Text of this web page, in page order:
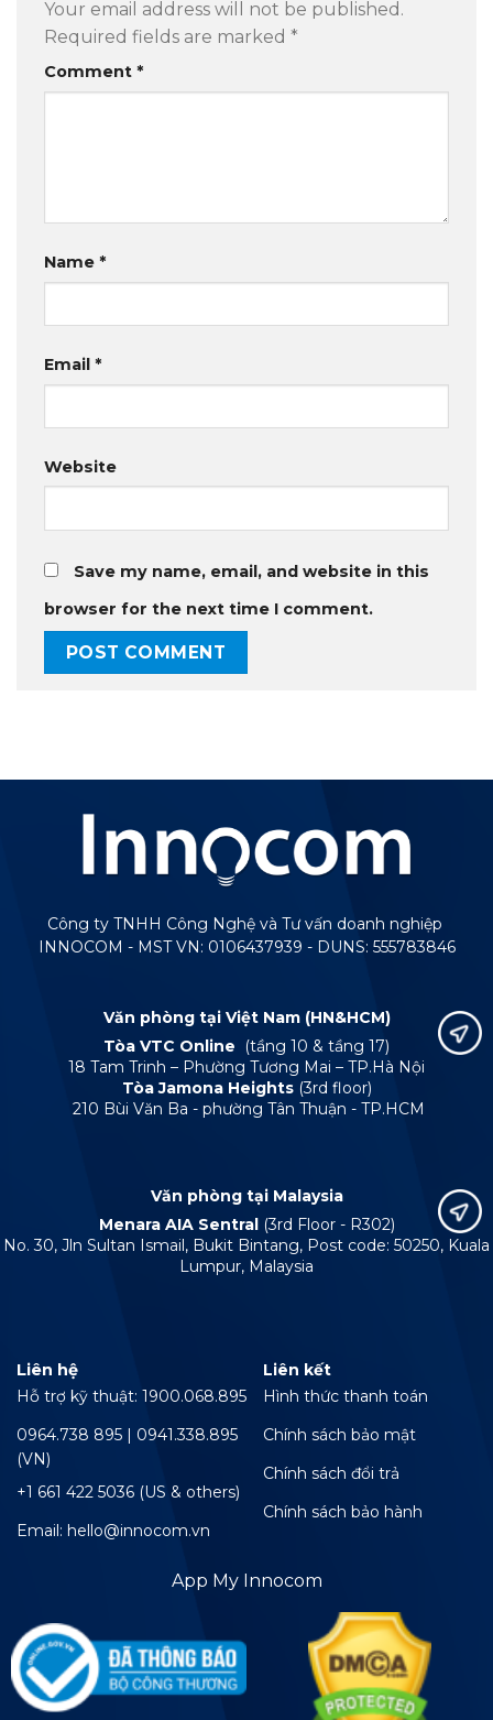
Your email address will not be published.
Required fields are marked *
Comment *
Name *
Email *
Website
Save my name, email, and website in this
browser for the next time I comment.
Công ty TNHH Công Nghệ và Tư vấn doanh nghiệp
INNOCOM - MST VN: 0106437939 - DUNS: 555783846
Văn phòng tại Việt Nam (HN&HCM)
Tòa VTC Online
(tầng 10 & tầng 17)
18 Tam Trinh – Phường Tương Mai – TP.Hà Nội
Tòa Jamona Heights (3rd floor)
210 Bùi Văn Ba - phường Tân Thuận - TP.HCM
Văn phòng tại Malaysia
Menara AIA Sentral (3rd Floor - R302)
No. 30, Jln Sultan Ismail, Bukit Bintang, Post code: 50250, Kuala
Lumpur, Malaysia
Liên hệ
Hỗ trợ kỹ thuật: 1900.068.895
0964.738 895 | 0941.338.895
(VN)
+1 661 422 5036 (US & others)
Email: hello@innocom.vn
Liên kết
Hình thức thanh toán
Chính sách bảo mật
Chính sách đổi trả
Chính sách bảo hành
App My Innocom